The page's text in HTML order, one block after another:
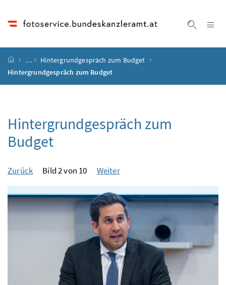
Startseite
…
Hintergrundgespräch zum Budget
Hintergrundgespräch zum Budget
Hintergrundgespräch zum
Budget
Zurück Bild 2 von 10 Weiter